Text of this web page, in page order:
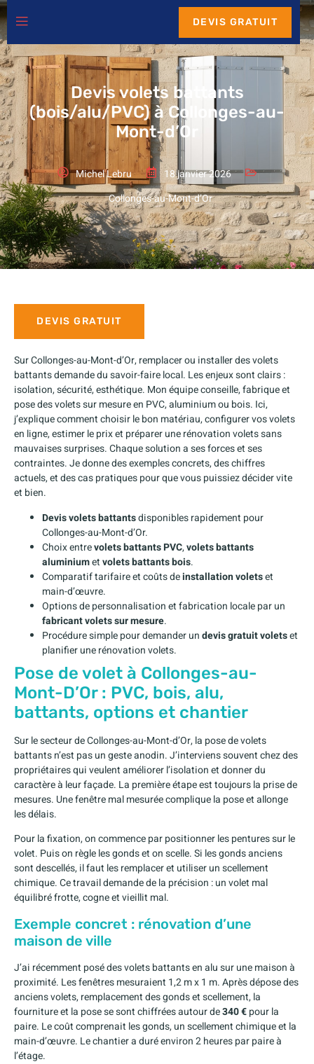
DEVIS GRATUIT
Devis volets battants
(bois/alu/PVC) à Collonges-au-
Mont-d’Or
Michel Lebru
18 janvier 2026
Collonges-au-Mont-d’Or
DEVIS GRATUIT
Sur Collonges-au-Mont-d’Or, remplacer ou installer des volets
battants demande du savoir-faire local. Les enjeux sont clairs :
isolation, sécurité, esthétique. Mon équipe conseille, fabrique et
pose des volets sur mesure en PVC, aluminium ou bois. Ici,
j’explique comment choisir le bon matériau, configurer vos volets
en ligne, estimer le prix et préparer une rénovation volets sans
mauvaises surprises. Chaque solution a ses forces et ses
contraintes. Je donne des exemples concrets, des chiffres
actuels, et des cas pratiques pour que vous puissiez décider vite
et bien.
Devis volets battantsdisponibles rapidement pour
Collonges-au-Mont-d’Or.
Choix entrevolets battants PVC,volets battants
aluminiumetvolets battants bois.
Comparatif tarifaire et coûts deinstallation voletset
main-d’œuvre.
Options de personnalisation et fabrication locale par un
fabricant volets sur mesure.
Procédure simple pour demander undevis gratuit voletset
planifier une rénovation volets.
Pose de volet à Collonges-au-
Mont-D’Or : PVC, bois, alu,
battants, options et chantier
Sur le secteur de Collonges-au-Mont-d’Or, la pose de volets
battants n’est pas un geste anodin. J’interviens souvent chez des
propriétaires qui veulent améliorer l’isolation et donner du
caractère à leur façade. La première étape est toujours la prise de
mesures. Une fenêtre mal mesurée complique la pose et allonge
les délais.
Pour la fixation, on commence par positionner les pentures sur le
volet. Puis on règle les gonds et on scelle. Si les gonds anciens
sont descellés, il faut les remplacer et utiliser un scellement
chimique. Ce travail demande de la précision : un volet mal
équilibré frotte, cogne et vieillit mal.
Exemple concret : rénovation d’une
maison de ville
J’ai récemment posé des volets battants en alu sur une maison à
proximité. Les fenêtres mesuraient 1,2 m x 1 m. Après dépose des
anciens volets, remplacement des gonds et scellement, la
fourniture et la pose se sont chiffrées autour de340 €pour la
paire. Le coût comprenait les gonds, un scellement chimique et la
main-d’œuvre. Le chantier a duré environ 2 heures par paire à
l’étage.